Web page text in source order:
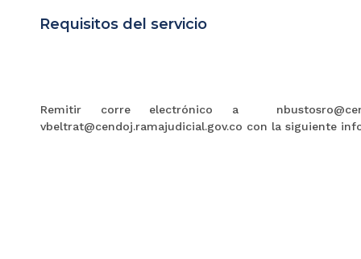
Requisitos del servicio
Remitir corre electrónico a
vbeltrat@cendoj.ramajudicial.gov.co con la siguiente